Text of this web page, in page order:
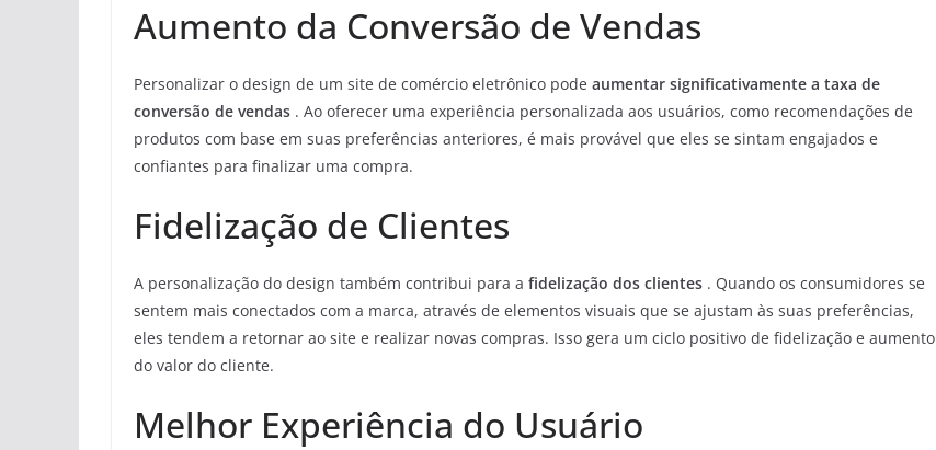
Aumento da Conversão de Vendas
Personalizar o design de um site de comércio eletrônico pode aumentar significativamente a taxa de
conversão de vendas . Ao oferecer uma experiência personalizada aos usuários, como recomendações de
produtos com base em suas preferências anteriores, é mais provável que eles se sintam engajados e
confiantes para finalizar uma compra.
Fidelização de Clientes
A personalização do design também contribui para a fidelização dos clientes . Quando os consumidores se
sentem mais conectados com a marca, através de elementos visuais que se ajustam às suas preferências,
eles tendem a retornar ao site e realizar novas compras. Isso gera um ciclo positivo de fidelização e aumento
do valor do cliente.
Melhor Experiência do Usuário